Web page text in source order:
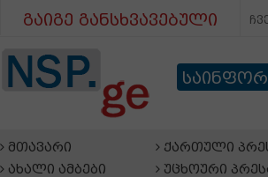
გაიგე განსხვავებული
მთავარი
ახალი ამბები
ქართული
უცხოური